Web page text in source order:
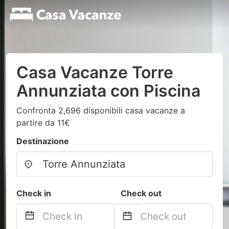
Casa Vacanze Torre
Annunziata con Piscina
Confronta 2,696 disponibili casa vacanze a
partire da 11€
Destinazione
Check in Check out